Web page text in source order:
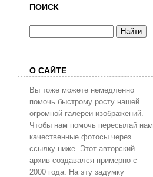
ПОИСК
О САЙТЕ
Вы тоже можете немедленно
помочь быстрому росту нашей
огромной галереи изображений.
Чтобы нам помочь пересылай нам
качественные фотосы через
ссылку ниже. Этот авторский
архив создавался примерно с
2000 года. На эту задумку